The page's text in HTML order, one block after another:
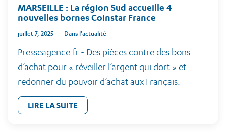
MARSEILLE : La région Sud accueille 4
nouvelles bornes Coinstar France
juillet 7, 2025 Dans l'actualité
Presseagence.fr - Des pièces contre des bons
d’achat pour « réveiller l’argent qui dort » et
redonner du pouvoir d’achat aux Français.
LIRE LA SUITE